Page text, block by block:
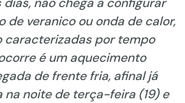
de veranico ou onda de calor,
caracterizadas por tempo
é um aquecimento
de frente fria, afinal já
na noite de terça-feira (19) e